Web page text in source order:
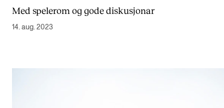
Med spelerom og gode diskusjonar
14. aug. 2023